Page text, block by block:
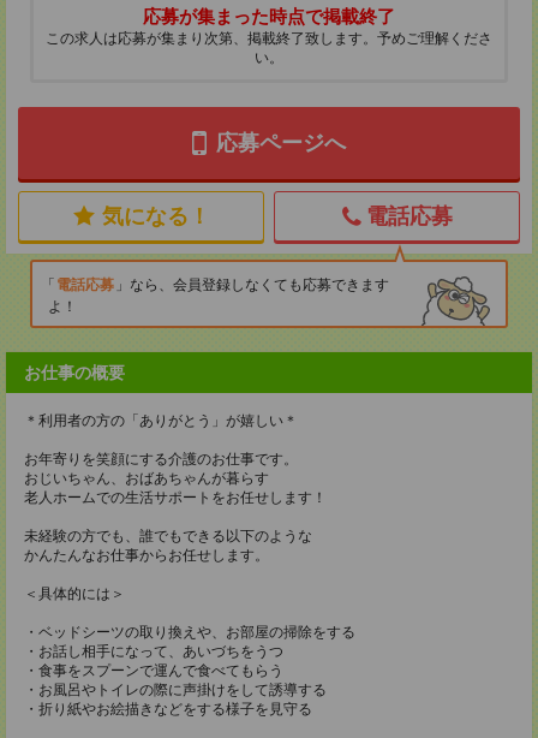
応募が集まった時点で掲載終了
この求人は応募が集まり次第、掲載終了致します。予めご理解くださ
い。
応募ページへ
気になる！ 電話応募
電話応募
なら、会員登録しなくても応募できます
よ！
お仕事の概要
＊利用者の方の「ありがとう」が嬉しい＊
お年寄りを笑顔にする介護のお仕事です。
おじいちゃん、おばあちゃんが暮らす
老人ホームでの生活サポートをお任せします！
未経験の方でも、誰でもできる以下のような
かんたんなお仕事からお任せします。
＜具体的には＞
・ベッドシーツの取り換えや、お部屋の掃除をする
・お話し相手になって、あいづちをうつ
・食事をスプーンで運んで食べてもらう
・お風呂やトイレの際に声掛けをして誘導する
・折り紙やお絵描きなどをする様子を見守る